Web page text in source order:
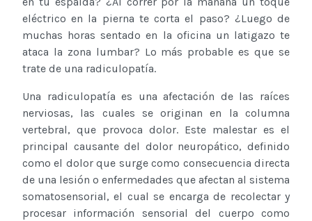
eléctrico en la pierna te corta el paso? ¿Luego de
muchas horas sentado en la oficina un latigazo te
ataca la zona lumbar? Lo más probable es que se
trate de una radiculopatía.
Una radiculopatía es una afectación de las raíces
nerviosas, las cuales se originan en la columna
vertebral, que provoca dolor. Este malestar es el
principal causante del dolor neuropático, definido
como el dolor que surge como consecuencia directa
de una lesión o enfermedades que afectan al sistema
somatosensorial, el cual se encarga de recolectar y
procesar información sensorial del cuerpo como